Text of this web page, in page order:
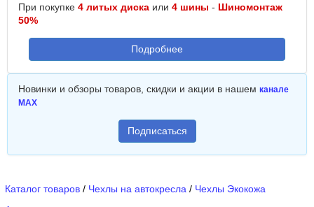
При покупке 4 литых диска или 4 шины - Шиномонтаж
50%
Подробнее
Новинки и обзоры товаров, скидки и акции в нашем канале
MAX
Подписаться
Каталог товаров / Чехлы на автокресла / Чехлы Экокожа